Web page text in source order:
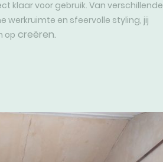
klaar voor gebruik. Van verschillende
werkruimte en sfeervolle styling, jij
op creëren.